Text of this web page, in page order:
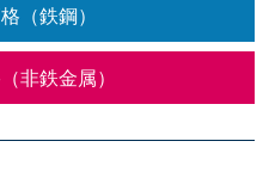
（鉄鋼）
非鉄金属）